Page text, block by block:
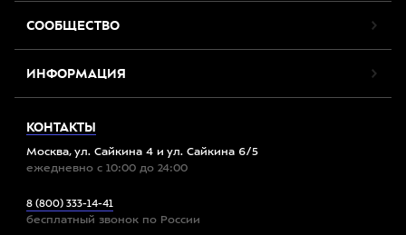
СООБЩЕСТВО
ИНФОРМАЦИЯ
КОНТАКТЫ
Москва, ул. Сайкина 4 и ул. Сайкина 6/5
ежедневно с 10:00 до 24:00
8 (800) 333-14-41
бесплатный звонок по России